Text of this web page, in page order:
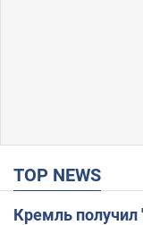
TOP NEWS
Кремль получил